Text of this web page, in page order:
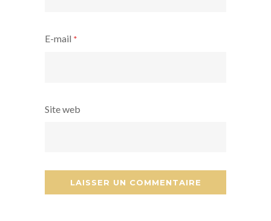
E-mail *
Site web